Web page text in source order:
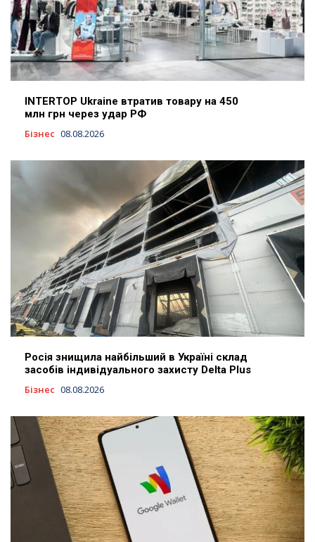
INTERTOP Ukraine втратив товару на 450
млн грн через удар РФ
Бізнес 08.08.2026
Росія знищила найбільший в Україні склад
засобів індивідуального захисту Delta Plus
Бізнес 08.08.2026